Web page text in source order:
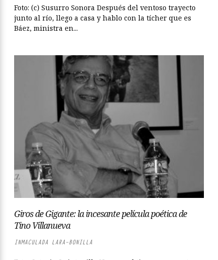
Foto: (c) Susurro Sonora Después del ventoso trayecto
junto al río, llego a casa y hablo con la tícher que es
Báez, ministra en...
Giros de Gigante: la incesante película poética de
Tino Villanueva
INMACULADA LARA-BONILLA